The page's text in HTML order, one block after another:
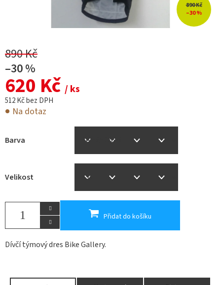
890 Kč
–30 %
890 Kč
–30 %
620 Kč / ks
512 Kč bez DPH
Na dotaz
Barva
Velikost
Přidat do košíku
Dívčí týmový dres Bike Gallery.